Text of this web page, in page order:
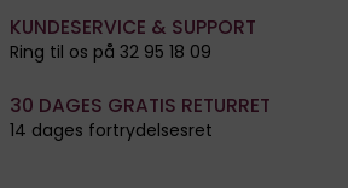
KUNDESERVICE & SUPPORT
Ring til os på 32 95 18 09
30 DAGES GRATIS RETURRET
14 dages fortrydelsesret